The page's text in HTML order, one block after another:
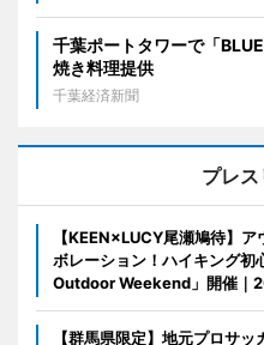
千葉ポートタワーで「
焼き料理提供
千葉経済新聞
プレ
【KEEN×LUCY尾瀬鳩待】
ボレーション！ハイキング初
Outdoor Weekend」開催｜
【群馬県限定】地元プロサ